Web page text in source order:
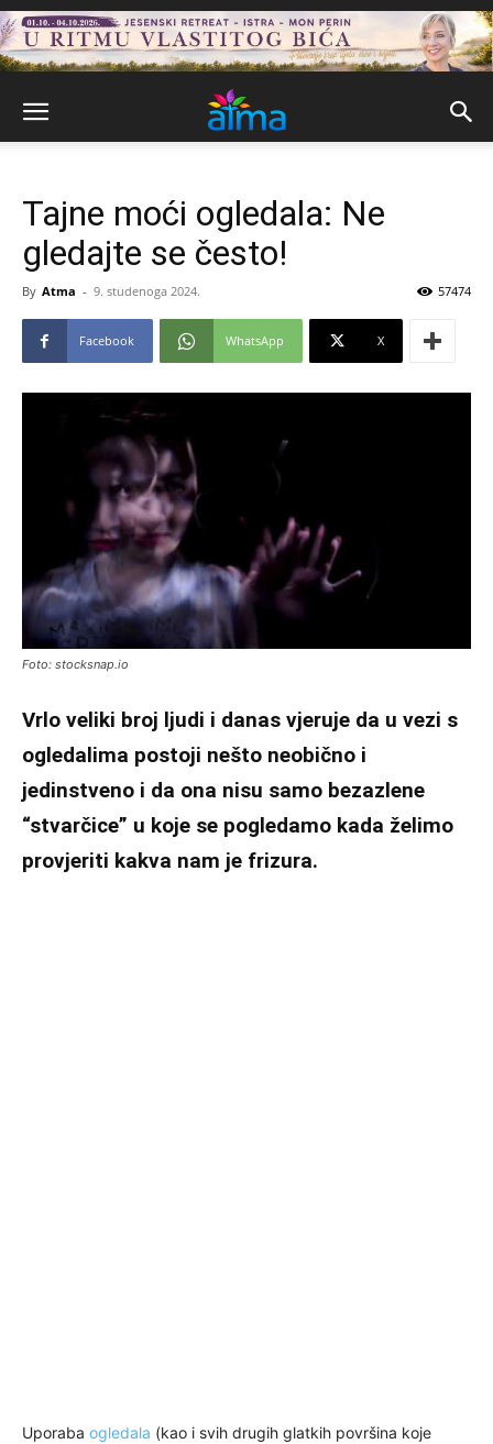
Tajne moći ogledala: Ne
gledajte se često!
By Atma - 9. studenoga 2024. 57474
Facebook WhatsApp X
Foto: stocksnap.io
Vrlo veliki broj ljudi i danas vjeruje da u vezi s
ogledalima postoji nešto neobično i
jedinstveno i da ona nisu samo bezazlene
“stvarčice” u koje se pogledamo kada želimo
provjeriti kakva nam je frizura.
Uporaba ogledala (kao i svih drugih glatkih površina koje